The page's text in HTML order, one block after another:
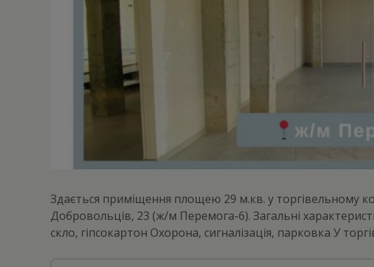
Здається приміщення площею 29 м.кв. у торгівельному
Добровольців, 23 (ж/м Перемога-6). Загальні
скло, гіпсокартон Охорона, сигналізація, парковка У